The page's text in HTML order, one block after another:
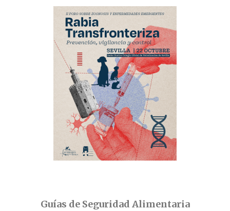
Guías de Seguridad Alimentaria